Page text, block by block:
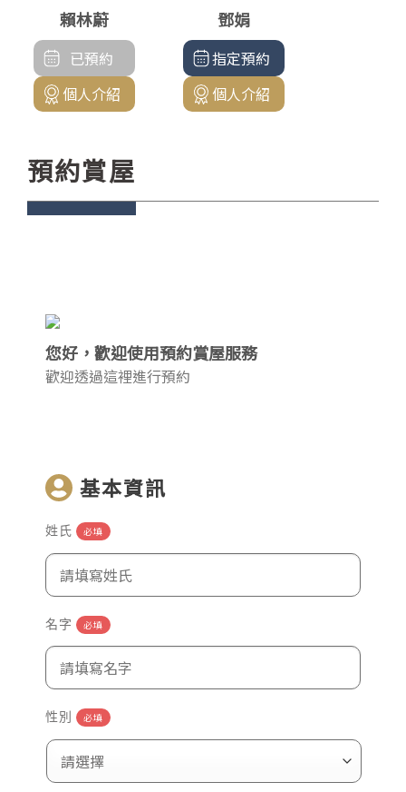
賴林蔚
已預約
個人介紹
鄧娟
指定預約
個人介紹
預約賞屋
您好，歡迎使用預約賞屋服務
歡迎透過這裡進行預約
基本資訊
姓氏 必填
名字 必填
性別 必填